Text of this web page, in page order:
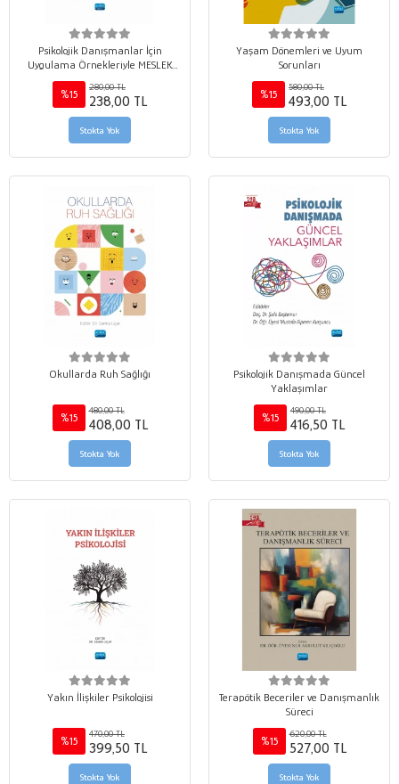
Psikolojik Danışmanlar İçin
Uygulama Örnekleriyle MESLEK
%15
280,00 TL
238,00 TL
Stokta Yok
Yaşam Dönemleri ve Uyum
Sorunları
%15
580,00 TL
493,00 TL
Stokta Yok
Okullarda Ruh Sağlığı
%15
480,00 TL
408,00 TL
Stokta Yok
Psikolojik Danışmada Güncel
Yaklaşımlar
%15
490,00 TL
416,50 TL
Stokta Yok
Yakın İlişkiler Psikolojisi
%15
470,00 TL
399,50 TL
Stokta Yok
Terapötik Beceriler ve Danışmanlık
Süreci
%15
620,00 TL
527,00 TL
Stokta Yok